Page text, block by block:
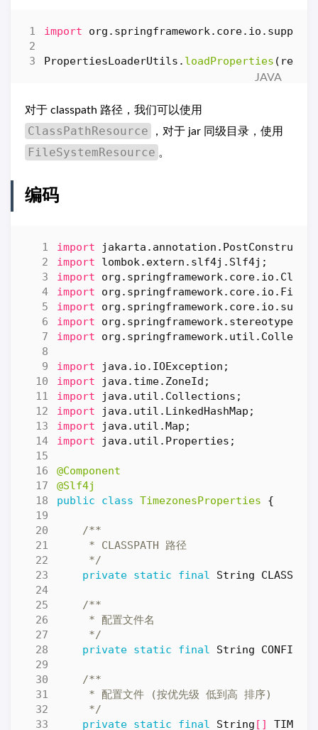
import
PropertiesLoaderUtils . loadProperties (
对于 classpath 路径，我们可以使用
ClassPathResource ，对于 jar 同级目录，使用
FileSystemResource 。
编码
import jakarta.annotation.PostConstruct
import
lombok.extern.slf4j.Slf4j ;
import
import
import
import
import
import java.io.IOException ;
import
java.time.ZoneId ;
import
java.util.Collections ;
import
java.util.LinkedHashMap ;
import
java.util.Map ;
import
java.util.Properties ;
@Component
@Slf4j
public
class TimezonesProperties {
     */
private static final String
     */
private static final String
     */
private static final String []